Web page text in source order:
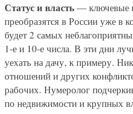
Статус и власть— ключевые
преобразятся в России уже в
будет 2 самых
1-е и 10-е числа. В эти дни
уехать на дачу, к примеру.
отношений и других
рабочих. Нумеролог
по недвижимости и крупных